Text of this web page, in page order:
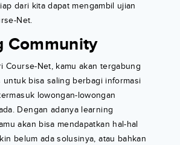
dari kita dapat mengambil ujian
Net.
Community
Course-Net, kamu akan tergabung
untuk bisa saling berbagi informasi
lowongan-lowongan
Dengan adanya learning
akan bisa mendapatkan hal-hal
belum ada solusinya, atau bahkan